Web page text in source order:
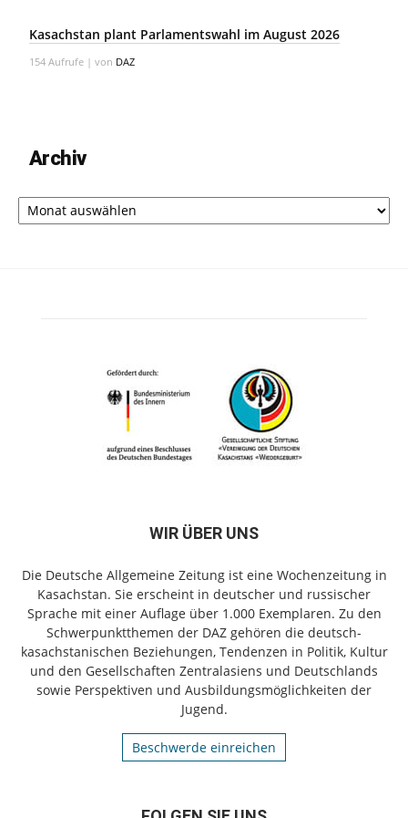
Kasachstan plant Parlamentswahl im August 2026
154 Aufrufe | von DAZ
Archiv
Archiv
WIR ÜBER UNS
Die Deutsche Allgemeine Zeitung ist eine Wochenzeitung in
Kasachstan. Sie erscheint in deutscher und russischer
Sprache mit einer Auflage über 1.000 Exemplaren. Zu den
Schwerpunktthemen der DAZ gehören die deutsch-
kasachstanischen Beziehungen, Tendenzen in Politik, Kultur
und den Gesellschaften Zentralasiens und Deutschlands
sowie Perspektiven und Ausbildungsmöglichkeiten der
Jugend.
Beschwerde einreichen